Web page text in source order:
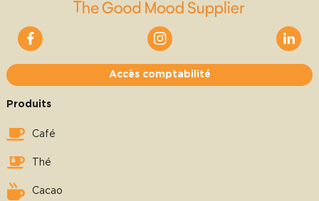
Accès comptabilité
Produits
Café
Thé
Cacao